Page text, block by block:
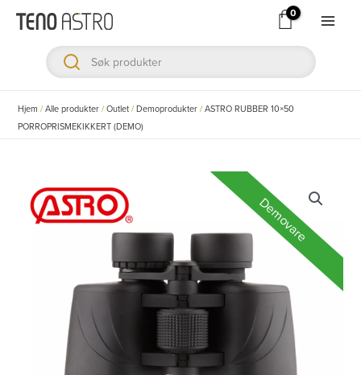
Hopp
innholdet
Hjem /Alle produkter /Outlet /Demoprodukter /ASTRO RUBBER 10×50
PORROPRISMEKIKKERT (DEMO)
Demovare